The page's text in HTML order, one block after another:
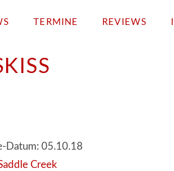
TERMINE REVIEWS
Datum: 05.10.18
Creek